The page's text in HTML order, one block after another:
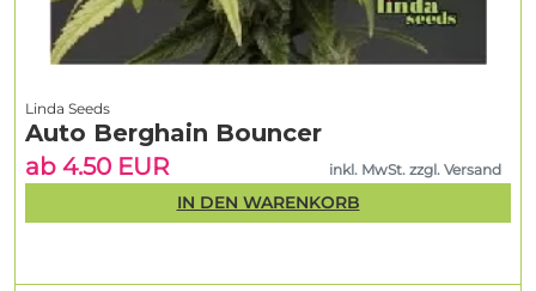
Linda Seeds
Auto Berghain Bouncer
ab 4.50 EUR
inkl. MwSt. zzgl. Versand
IN DEN WARENKORB